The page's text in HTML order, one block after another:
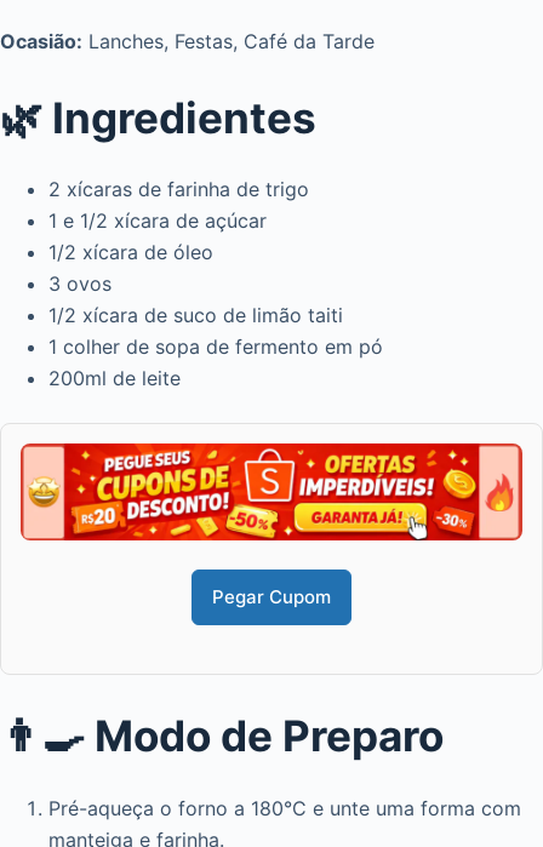
Ocasião: Lanches, Festas, Café da Tarde
🌿 Ingredientes
2 xícaras de farinha de trigo
1 e 1/2 xícara de açúcar
1/2 xícara de óleo
3 ovos
1/2 xícara de suco de limão taiti
1 colher de sopa de fermento em pó
200ml de leite
Pegar Cupom
👨‍🍳 Modo de Preparo
Pré-aqueça o forno a 180°C e unte uma forma com
manteiga e farinha.